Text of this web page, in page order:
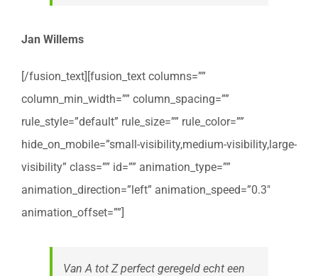
Jan Willems
[/fusion_text][fusion_text columns=””
column_min_width=”” column_spacing=””
rule_style=”default” rule_size=”” rule_color=””
hide_on_mobile=”small-visibility,medium-visibility,large-
visibility” class=”” id=”” animation_type=””
animation_direction=”left” animation_speed=”0.3″
animation_offset=””]
Van A tot Z perfect geregeld echt een